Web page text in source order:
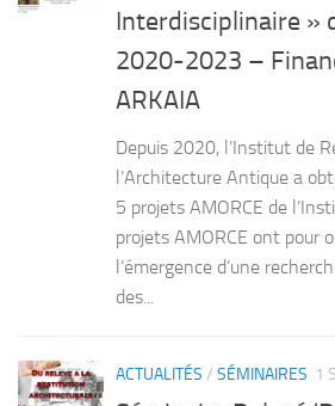
Interdisciplinaire »
2020-2023 –
ARKAIA
Depuis 2020, l’Institut de
l’Architecture Antique a
5 projets AMORCE de
projets AMORCE ont pour
l’émergence d’une
des...
ACTUALITÉS / SÉMINAIRES 1